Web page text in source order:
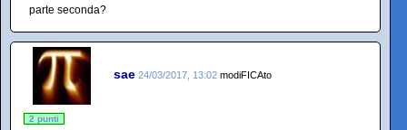
parte seconda?
sae 24/03/2017, 13:02 modiFICAto
2 punti